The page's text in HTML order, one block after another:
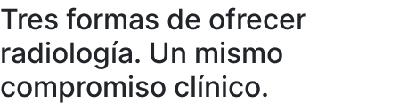
Tres formas de ofrecer
radiología. Un mismo
compromiso clínico.